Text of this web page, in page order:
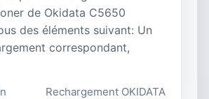
de Okidata C5650
des éléments suivant: Un
correspondant,
Rechargement OKIDATA